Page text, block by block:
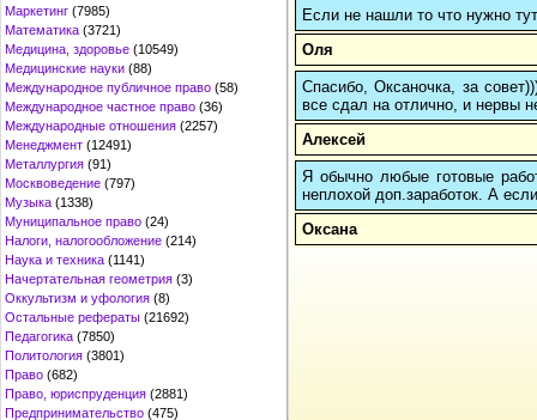
Маркетинг (7985)
Математика (3721)
Медицина, здоровье (10549)
Медицинские науки (88)
Международное публичное право (58)
Международное частное право (36)
Международные отношения (2257)
Менеджмент (12491)
Металлургия (91)
Москвоведение (797)
Музыка (1338)
Муниципальное право (24)
Налоги, налогообложение (214)
Наука и техника (1141)
Начертательная геометрия (3)
Оккультизм и уфология (8)
Остальные рефераты (21692)
Педагогика (7850)
Политология (3801)
Право (682)
Право, юриспруденция (2881)
Предпринимательство (475)
Если не нашли то что нужно
Оля
Спасибо, Оксаночка, за
все сдал на отлично, и нервы
Алексей
Я обычно любые готовые
неплохой доп.заработок. А
Оксана